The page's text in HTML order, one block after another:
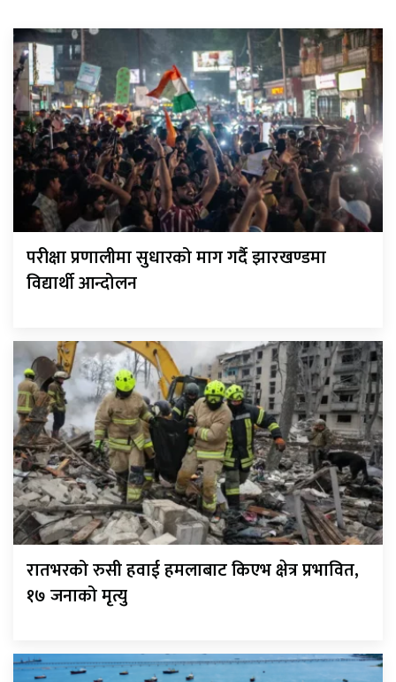
परीक्षा प्रणालीमा सुधारको माग गर्दै झारखण्डमा
विद्यार्थी आन्दोलन
रातभरको रुसी हवाई हमलाबाट किएभ क्षेत्र प्रभावित,
१७ जनाको मृत्यु